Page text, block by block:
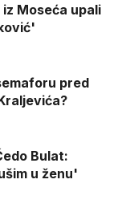
Moseća upali
pred
Bulat:
u ženu'